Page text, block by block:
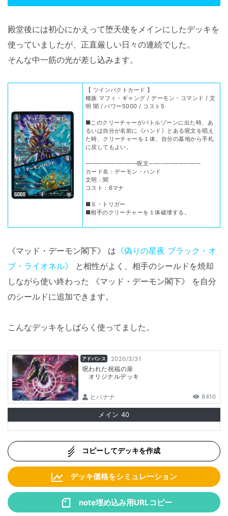
殿堂後には初心にかえって堕天使をメインにしたデッキを
使っていましたが、正直厳しい日々の連続でした。
そんな中一筋の光が差し込みます。
【 ツインパクトカード 】
種族 マフィ・ギャング / デーモン・コマンド / 文
明 闇 / パワー5000 / コスト5
■このクリーチャーがバトルゾーンに出た時、あ
るいは自分が名前に《ハンド》とある呪文を唱え
た時、クリーチャーを１体、自分の墓地から手札
に戻してもよい。
────────────呪文────────────
カード名：デーモン・ハンド
文明：闇
コスト：6マナ
■Ｓ・トリガー
■相手のクリーチャーを１体破壊する。
《マッド・デーモン閣下》 は 《偽りの星夜 ブラック・オ
ブ・ライオネル》
と相性がよく、相手のシールドを焼却
しながら使い終わった 《マッド・デーモン閣下》 を自分
のシールドに追加できます。
こんなデッキをしばらく使ってました。
アドバンス 2020/3/31
呪われた祝福の扉
オリジナルデッキ
ヒバナナ 8410
メイン 40
コピーしてデッキを作成
デッキ価格をシミュレーション
note埋め込み用URLコピー